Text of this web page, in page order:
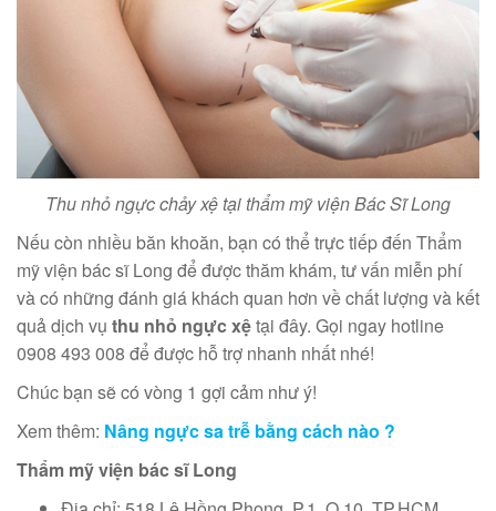
Thu nhỏ ngực chảy xệ tại thẩm mỹ viện Bác Sĩ Long
Nếu còn nhiều băn khoăn, bạn có thể trực tiếp đến Thẩm
mỹ viện bác sĩ Long để được thăm khám, tư vấn miễn phí
và có những đánh giá khách quan hơn về chất lượng và kết
quả dịch vụ thu nhỏ ngực xệtại đây. Gọi ngay hotline
0908 493 008 để được hỗ trợ nhanh nhất nhé!
Chúc bạn sẽ có vòng 1 gợi cảm như ý!
Xem thêm: Nâng ngực sa trễ bằng cách nào ?
Thẩm mỹ viện bác sĩ Long